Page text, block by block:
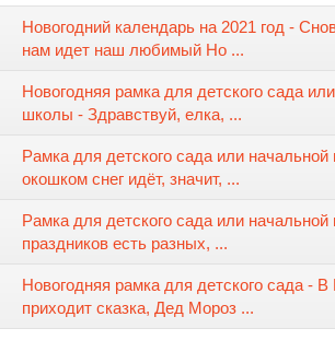
Новогодний календарь на 2021 год -
нам идет наш любимый Но ...
Новогодняя рамка для детского сада
школы - Здравствуй, елка, ...
Рамка для детского сада или
окошком снег идёт, значит, ...
Рамка для детского сада или
праздников есть разных, ...
Новогодняя рамка для детского сада -
приходит сказка, Дед Мороз ...